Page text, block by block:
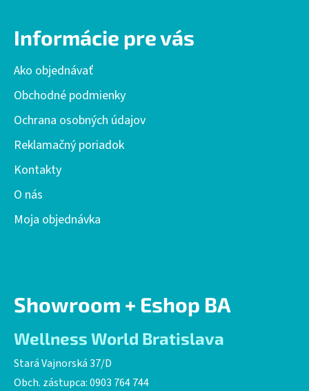
Informácie pre vás
Ako objednávať
Obchodné podmienky
Ochrana osobných údajov
Reklamačný poriadok
Kontakty
O nás
Moja objednávka
Showroom + Eshop BA
Wellness World Bratislava
Stará Vajnorská 37/D
Obch. zástupca: 0903 764 744